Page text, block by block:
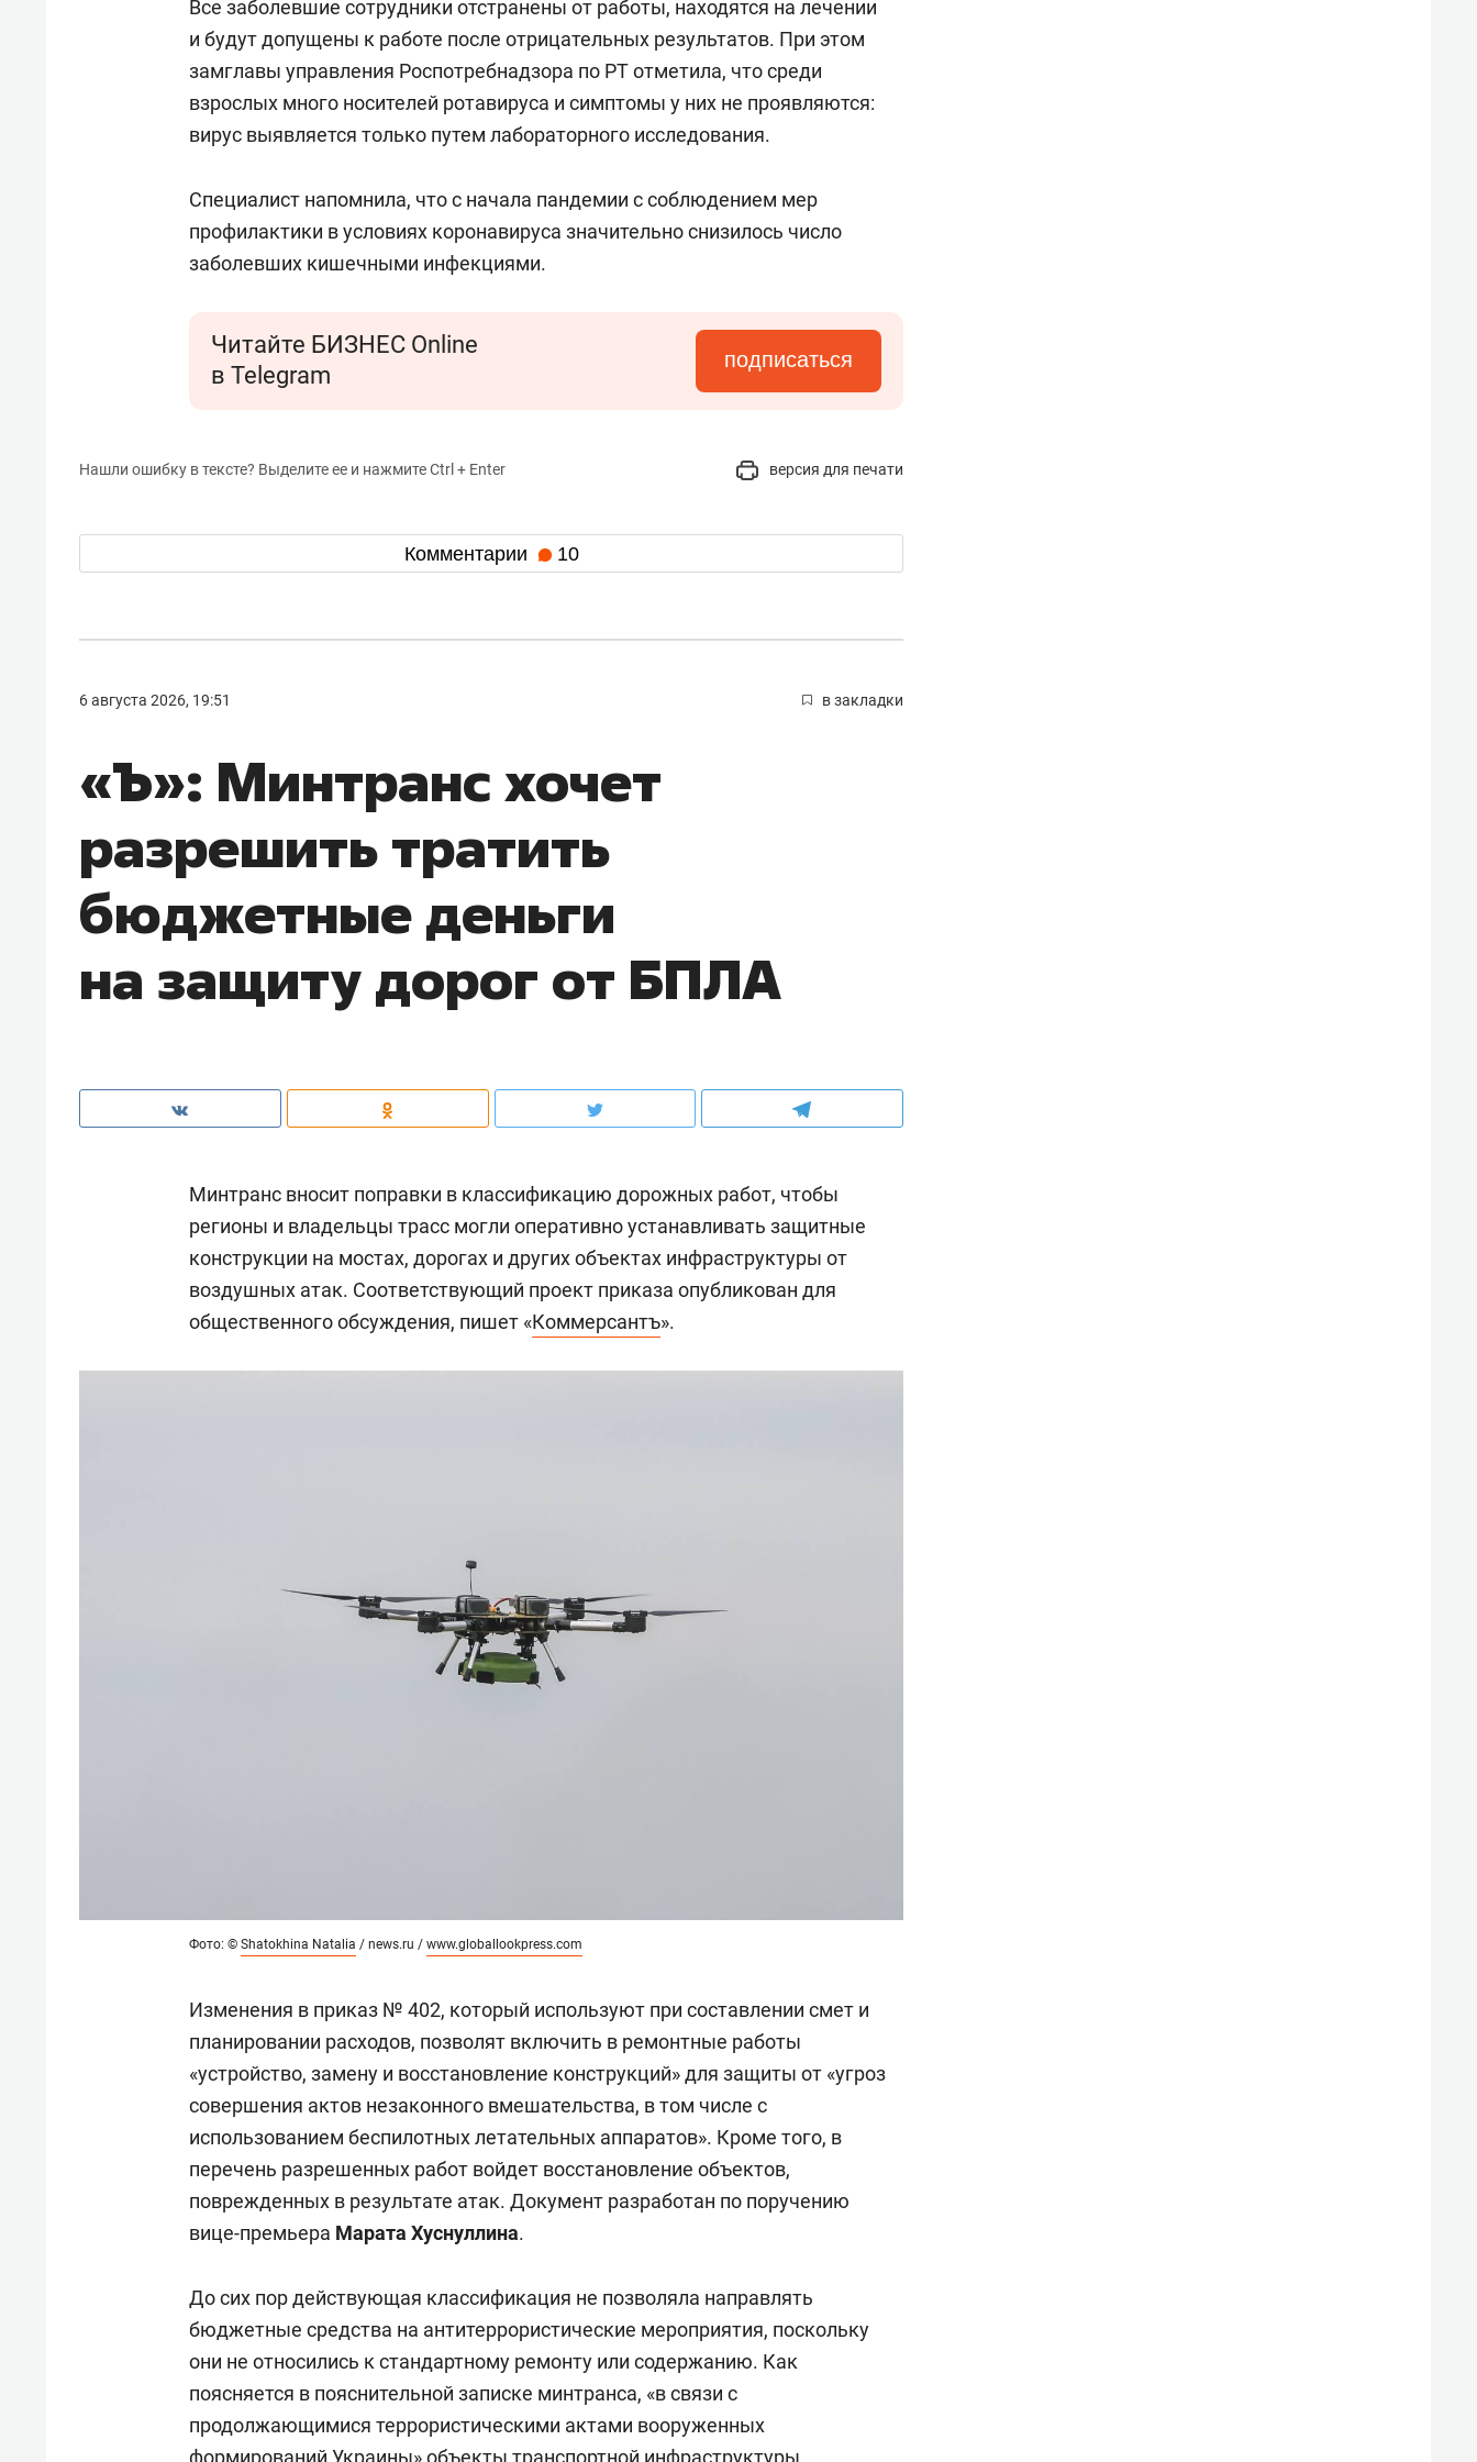
Все заболевшие сотрудники отстранены от работы, находятся на лечении
и будут допущены к работе после отрицательных результатов. При этом
замглавы управления Роспотребнадзора по РТ отметила, что среди
взрослых много носителей ротавируса и симптомы у них не проявляются:
вирус выявляется только путем лабораторного исследования.
Специалист напомнила, что с начала пандемии с соблюдением мер
профилактики в условиях коронавируса значительно снизилось число
заболевших кишечными инфекциями.
Читайте БИЗНЕС Online
в Telegram
подписаться
Нашли ошибку в тексте? Выделите ее и нажмите Ctrl + Enter версия для печати
Комментарии 10
6 августа 2026, 19:51 в закладки
«Ъ»: Минтранс хочет
разрешить тратить
бюджетные деньги
на защиту дорог от БПЛА
Минтранс вносит поправки в классификацию дорожных работ, чтобы
регионы и владельцы трасс могли оперативно устанавливать защитные
конструкции на мостах, дорогах и других объектах инфраструктуры от
воздушных атак. Соответствующий проект приказа опубликован для
общественного обсуждения, пишет «Коммерсантъ».
Фото: © Shatokhina Natalia / news.ru / www.globallookpress.com
Изменения в приказ № 402, который используют при составлении смет и
планировании расходов, позволят включить в ремонтные работы
«устройство, замену и восстановление конструкций» для защиты от «угроз
совершения актов незаконного вмешательства, в том числе с
использованием беспилотных летательных аппаратов». Кроме того, в
перечень разрешенных работ войдет восстановление объектов,
поврежденных в результате атак. Документ разработан по поручению
вице-премьера Марата Хуснуллина.
До сих пор действующая классификация не позволяла направлять
бюджетные средства на антитеррористические мероприятия, поскольку
они не относились к стандартному ремонту или содержанию. Как
поясняется в пояснительной записке минтранса, «в связи с
продолжающимися террористическими актами вооруженных
формирований Украины» объекты транспортной инфраструктуры